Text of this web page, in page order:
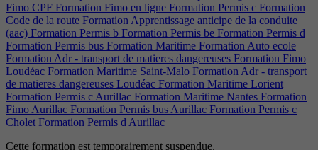
Fimo CPF Formation Fimo en ligne Formation Permis c Formation
Code de la route Formation Apprentissage anticipe de la conduite
(aac) Formation Permis b Formation Permis be Formation Permis d
Formation Permis bus Formation Maritime Formation Auto ecole
Formation Adr - transport de matieres dangereuses Formation Fimo
Loudéac Formation Maritime Saint-Malo Formation Adr - transport
de matieres dangereuses Loudéac Formation Maritime Lorient
Formation Permis c Aurillac Formation Maritime Nantes Formation
Fimo Aurillac Formation Permis bus Aurillac Formation Permis c
Cholet Formation Permis d Aurillac
Cette formation est temporairement suspendue.